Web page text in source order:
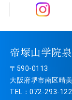
帝塚山学院
〒590-0113
大阪府堺市南区晴
TEL：072-293-